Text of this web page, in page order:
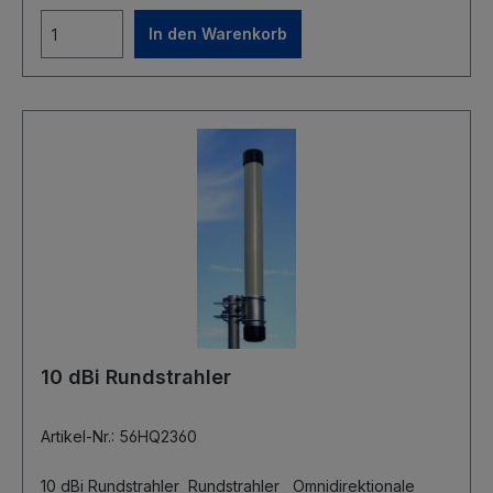
In den Warenkorb
10 dBi Rundstrahler
Artikel-Nr.: 56HQ2360
10 dBi Rundstrahler Rundstrahler Omnidirektionale